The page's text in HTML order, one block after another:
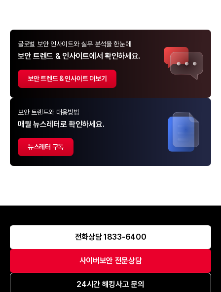
글로벌 보안 인사이트와 실무 분석을 한눈에
보안 트렌드 & 인사이트에서 확인하세요.
보안 트렌드 & 인사이트 더보기
보안 트렌드와 대응방법
매월 뉴스레터로 확인하세요.
뉴스레터 구독
전화상담 1833-6400
사이버보안 전문상담
24시간 해킹사고 문의